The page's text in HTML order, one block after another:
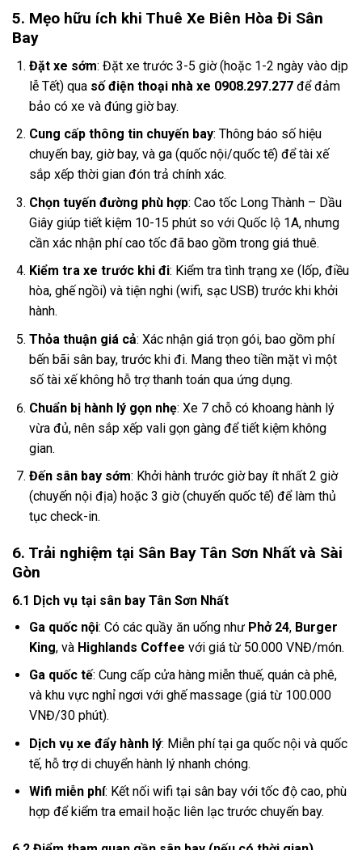
5. Mẹo hữu ích khi Thuê Xe Biên Hòa Đi Sân
Bay
Đặt xe sớm: Đặt xe trước 3-5 giờ (hoặc 1-2 ngày vào dịp
lễ Tết) qua số điện thoại nhà xe 0908.297.277để đảm
bảo có xe và đúng giờ bay.
Cung cấp thông tin chuyến bay: Thông báo số hiệu
chuyến bay, giờ bay, và ga (quốc nội/quốc tế) để tài xế
sắp xếp thời gian đón trả chính xác.
Chọn tuyến đường phù hợp: Cao tốc Long Thành – Dầu
Giây giúp tiết kiệm 10-15 phút so với Quốc lộ 1A, nhưng
cần xác nhận phí cao tốc đã bao gồm trong giá thuê.
Kiểm tra xe trước khi đi: Kiểm tra tình trạng xe (lốp, điều
hòa, ghế ngồi) và tiện nghi (wifi, sạc USB) trước khi khởi
hành.
Thỏa thuận giá cả: Xác nhận giá trọn gói, bao gồm phí
bến bãi sân bay, trước khi đi. Mang theo tiền mặt vì một
số tài xế không hỗ trợ thanh toán qua ứng dụng.
Chuẩn bị hành lý gọn nhẹ: Xe 7 chỗ có khoang hành lý
vừa đủ, nên sắp xếp vali gọn gàng để tiết kiệm không
gian.
Đến sân bay sớm: Khởi hành trước giờ bay ít nhất 2 giờ
(chuyến nội địa) hoặc 3 giờ (chuyến quốc tế) để làm thủ
tục check-in.
6. Trải nghiệm tại Sân Bay Tân Sơn Nhất và Sài
Gòn
6.1 Dịch vụ tại sân bay Tân Sơn Nhất
Ga quốc nội: Có các quầy ăn uống như Phở 24, Burger
King, và Highlands Coffee với giá từ 50.000 VNĐ/món.
Ga quốc tế: Cung cấp cửa hàng miễn thuế, quán cà phê,
và khu vực nghỉ ngơi với ghế massage (giá từ 100.000
VNĐ/30 phút).
Dịch vụ xe đẩy hành lý: Miễn phí tại ga quốc nội và quốc
tế, hỗ trợ di chuyển hành lý nhanh chóng.
Wifi miễn phí: Kết nối wifi tại sân bay với tốc độ cao, phù
hợp để kiểm tra email hoặc liên lạc trước chuyến bay.